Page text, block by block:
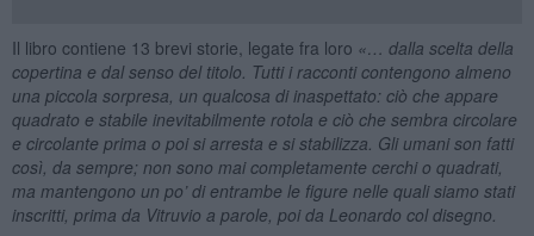
Il libro contiene 13 brevi storie, legate fra loro «… dalla scelta della
copertina e dal senso del titolo. Tutti i racconti contengono almeno
una piccola sorpresa, un qualcosa di inaspettato: ciò che appare
quadrato e stabile inevitabilmente rotola e ciò che sembra circolare
e circolante prima o poi si arresta e si stabilizza. Gli umani son fatti
così, da sempre; non sono mai completamente cerchi o quadrati,
ma mantengono un po’ di entrambe le figure nelle quali siamo stati
inscritti, prima da Vitruvio a parole, poi da Leonardo col disegno.